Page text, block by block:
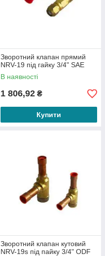
Зворотний клапан прямий
NRV-19 під гайку 3/4" SAE
В наявності
1 806,92 ₴
Купити
Зворотний клапан кутовий
NRV-19s під пайку 3/4" ODF